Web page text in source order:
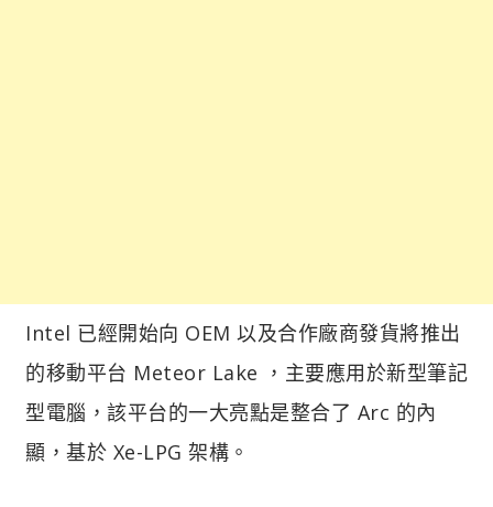
Intel 已經開始向 OEM 以及合作廠商發貨將推出
的移動平台 Meteor Lake ，主要應用於新型筆記
型電腦，該平台的一大亮點是整合了 Arc 的內
顯，基於 Xe-LPG 架構。